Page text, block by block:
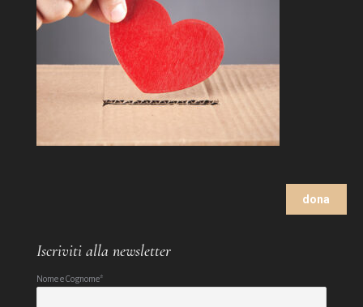
dona
Iscriviti alla newsletter
Nome e Cognome*